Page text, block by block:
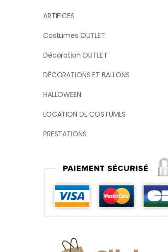
ARTIFICES
Costumes OUTLET
Décoration OUTLET
DÉCORATIONS ET BALLONS
HALLOWEEN
LOCATION DE COSTUMES
PRESTATIONS